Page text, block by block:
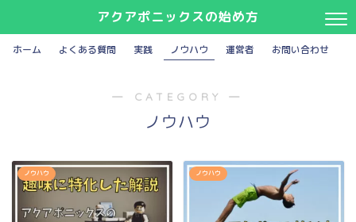
アクアポニックスの始め方
ホーム よくある質問 実践 ノウハウ 運営者 お問い合わせ
― CATEGORY ―
ノウハウ
ノウハウ ノウハウ